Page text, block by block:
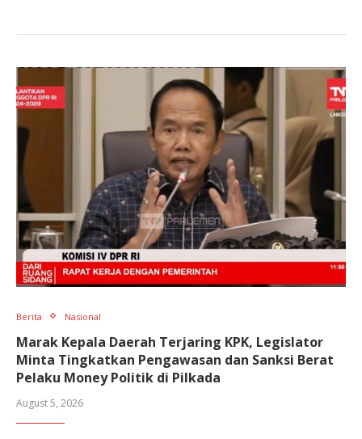
Berita Nasional
Marak Kepala Daerah Terjaring KPK, Legislator
Minta Tingkatkan Pengawasan dan Sanksi Berat
Pelaku Money Politik di Pilkada
August 5, 2026